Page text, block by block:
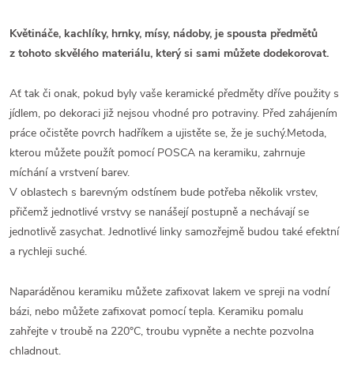
Květináče, kachlíky, hrnky, mísy, nádoby, je spousta předmětů
z tohoto skvělého materiálu, který si sami můžete dodekorovat.
Ať tak či onak, pokud byly vaše keramické předměty dříve použity s
jídlem, po dekoraci již nejsou vhodné pro potraviny. Před zahájením
práce očistěte povrch hadříkem a ujistěte se, že je suchý.Metoda,
kterou můžete použít pomocí POSCA na keramiku, zahrnuje
míchání a vrstvení barev.
V oblastech s barevným odstínem bude potřeba několik vrstev,
přičemž jednotlivé vrstvy se nanášejí postupně a nechávají se
jednotlivě zasychat. Jednotlivé linky samozřejmě budou také efektní
a rychleji suché.
Naparáděnou keramiku můžete zafixovat lakem ve spreji na vodní
bázi, nebo můžete zafixovat pomocí tepla. Keramiku pomalu
zahřejte v troubě na 220°C, troubu vypněte a nechte pozvolna
chladnout.